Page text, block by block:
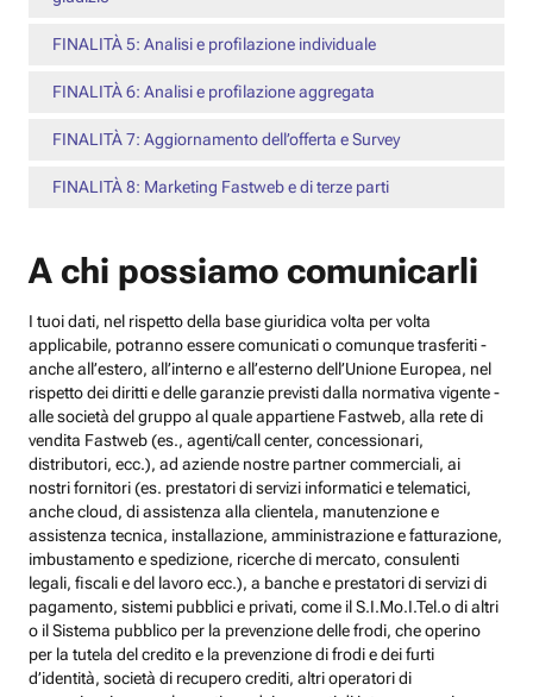
FINALITÀ 5: Analisi e profilazione individuale
FINALITÀ 6: Analisi e profilazione aggregata
FINALITÀ 7: Aggiornamento dell’offerta e Survey
FINALITÀ 8: Marketing Fastweb e di terze parti
A chi possiamo comunicarli
I tuoi dati, nel rispetto della base giuridica volta per volta
applicabile, potranno essere comunicati o comunque trasferiti -
anche all’estero, all’interno e all’esterno dell’Unione Europea, nel
rispetto dei diritti e delle garanzie previsti dalla normativa vigente -
alle società del gruppo al quale appartiene Fastweb, alla rete di
vendita Fastweb (es., agenti/call center, concessionari,
distributori, ecc.), ad aziende nostre partner commerciali, ai
nostri fornitori (es. prestatori di servizi informatici e telematici,
anche cloud, di assistenza alla clientela, manutenzione e
assistenza tecnica, installazione, amministrazione e fatturazione,
imbustamento e spedizione, ricerche di mercato, consulenti
legali, fiscali e del lavoro ecc.), a banche e prestatori di servizi di
pagamento, sistemi pubblici e privati, come il S.I.Mo.I.Tel.o di altri
o il Sistema pubblico per la prevenzione delle frodi, che operino
per la tutela del credito e la prevenzione di frodi e dei furti
d’identità, società di recupero crediti, altri operatori di